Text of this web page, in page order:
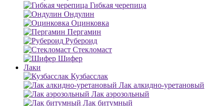
Гибкая черепица
Ондулин
Оцинковка
Пергамин
Рубероид
Стекломаст
Шифер
Лаки
Кузбасслак
Лак алкидно-уретановый
Лак аэрозольный
Лак битумный